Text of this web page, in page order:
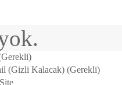
(Gizli Kalacak) (Gerekli)